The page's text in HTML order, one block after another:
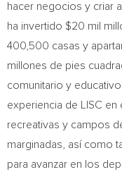
hacer negocios y criar
ha invertido $20 mil
400,500 casas y
millones de pies
comunitario y educativo.
experiencia de LISC en
recreativas y campos
marginadas, así como
para avanzar en los